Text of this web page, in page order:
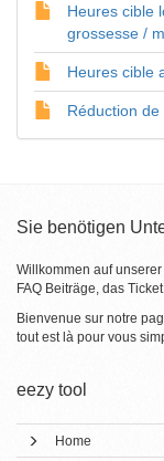
Heures cible
grossesse /
Heures cible
Réduction
Sie benötigen
Willkommen auf
FAQ Beiträge, das
Bienvenue sur notre
tout est là pour vous
eezy tool
Home